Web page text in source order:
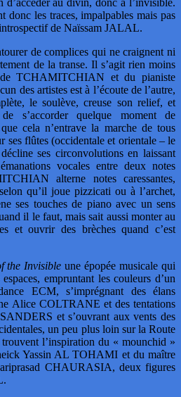
d’accéder au divin, donc à l’invisible.
donc les traces, impalpables mais pas
de Naïssam JALAL.
de complices qui ne craignent ni
de la transe. Il s’agit rien moins
TCHAMITCHIAN et du pianiste
des artistes est à l’écoute de l’autre,
le soulève, creuse son relief, et
s’accorder quelque moment de
cela n’entrave la marche de tous
ses flûtes (occidentale et orientale – le
ses circonvolutions en laissant
vocales entre deux notes
alterne notes caressantes,
qu’il joue pizzicati ou à l’archet,
ses touches de piano avec un sens
il le faut, mais sait aussi monter au
et ouvrir des brèches quand c’est
the Invisible une épopée musicale qui
empruntant les couleurs d’un
ECM, s’imprégnant des élans
Alice COLTRANE et des tentations
et s’ouvrant aux vents des
un peu plus loin sur la Route
l’inspiration du « mounchid »
Yassin AL TOHAMI et du maître
CHAURASIA, deux figures